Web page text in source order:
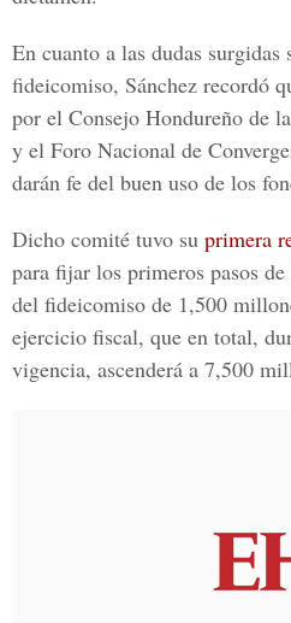
En cuanto a las dudas surgidas
fideicomiso, Sánchez recordó
por el Consejo Hondureño de
y el Foro Nacional de
darán fe del buen uso de los
Dicho comité tuvo su primera
para fijar los primeros pasos
del fideicomiso de 1,500
ejercicio fiscal, que en total,
vigencia, ascenderá a 7,500